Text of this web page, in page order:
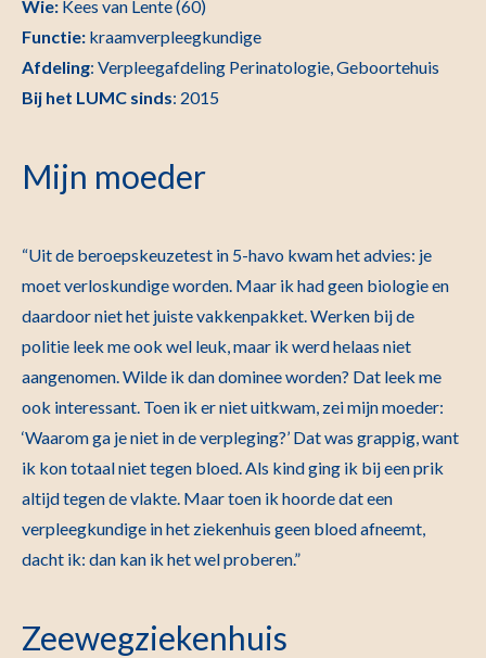
Wie: Kees van Lente (60)
Functie: kraamverpleegkundige
Afdeling: Verpleegafdeling Perinatologie, Geboortehuis
Bij het LUMC sinds: 2015
Mijn moeder
“Uit de beroepskeuzetest in 5-havo kwam het advies: je
moet verloskundige worden. Maar ik had geen biologie en
daardoor niet het juiste vakkenpakket. Werken bij de
politie leek me ook wel leuk, maar ik werd helaas niet
aangenomen. Wilde ik dan dominee worden? Dat leek me
ook interessant. Toen ik er niet uitkwam, zei mijn moeder:
‘Waarom ga je niet in de verpleging?’ Dat was grappig, want
ik kon totaal niet tegen bloed. Als kind ging ik bij een prik
altijd tegen de vlakte. Maar toen ik hoorde dat een
verpleegkundige in het ziekenhuis geen bloed afneemt,
dacht ik: dan kan ik het wel proberen.”
Zeewegziekenhuis